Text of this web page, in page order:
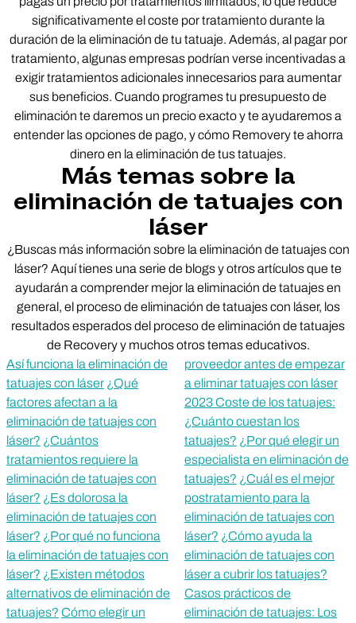
significativamente el coste por tratamiento durante la
duración de la eliminación de tu tatuaje. Además, al pagar por
tratamiento, algunas empresas podrían verse incentivadas a
exigir tratamientos adicionales innecesarios para aumentar
sus beneficios. Cuando programes tu presupuesto de
eliminación te daremos un precio exacto y te ayudaremos a
entender las opciones de pago, y cómo Removery te ahorra
dinero en la eliminación de tus tatuajes.
Más temas sobre la
eliminación de tatuajes con
láser
¿Buscas más información sobre la eliminación de tatuajes con
láser? Aquí tienes una serie de blogs y otros artículos que te
ayudarán a comprender mejor la eliminación de tatuajes en
general, el proceso de eliminación de tatuajes con láser, los
resultados esperados del proceso de eliminación de tatuajes
de Recovery y muchos otros temas educativos.
Así funciona la eliminación de
tatuajes con láser ¿Qué
factores afectan a la
eliminación de tatuajes con
láser? ¿Cuántos
tratamientos requiere la
eliminación de tatuajes con
láser? ¿Es dolorosa la
eliminación de tatuajes con
láser? ¿Por qué no funciona
la eliminación de tatuajes con
láser? ¿Existen métodos
alternativos de eliminación de
tatuajes? Cómo elegir un
proveedor antes de empezar
a eliminar tatuajes con láser
2023 Coste de los tatuajes:
¿Cuánto cuestan los
tatuajes? ¿Por qué elegir un
especialista en eliminación de
tatuajes? ¿Cuál es el mejor
postratamiento para la
eliminación de tatuajes con
láser? ¿Cómo ayuda la
eliminación de tatuajes con
láser a cubrir los tatuajes?
Casos prácticos de
eliminación de tatuajes: Los